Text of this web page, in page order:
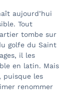
aujourd’hui
Tout
tombe sur
golfe du Saint
il les
en latin. Mais
puisque les
renommer